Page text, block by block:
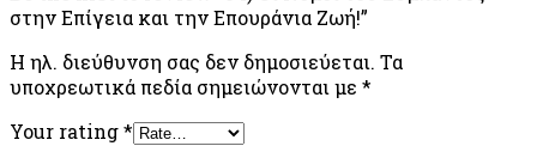
στην Επίγεια και την Επουράνια Ζωή!”
Η ηλ. διεύθυνση σας δεν δημοσιεύεται. Τα
υποχρεωτικά πεδία σημειώνονται με *
Your rating*